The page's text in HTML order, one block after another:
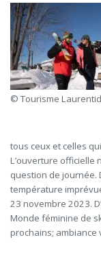
© Tourisme
tous ceux et celles
L’ouverture officielle
question de journée.
température
23 novembre 2023.
Monde féminine de
prochains; ambiance